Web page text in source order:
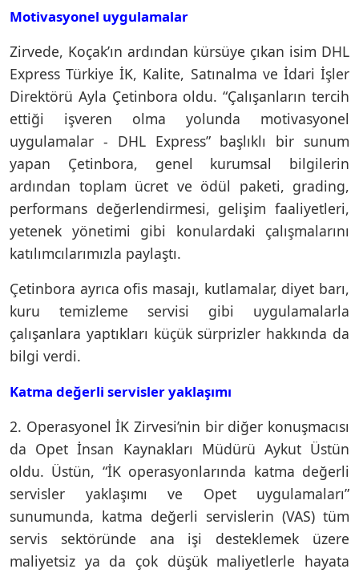
Motivasyonel uygulamalar
Zirvede, Koçak’ın ardından kürsüye çıkan isim DHL
Express Türkiye İK, Kalite, Satınalma ve İdari İşler
Direktörü Ayla Çetinbora oldu. “Çalışanların tercih
ettiği işveren olma yolunda motivasyonel
uygulamalar - DHL Express” başlıklı bir sunum
yapan Çetinbora, genel kurumsal bilgilerin
ardından toplam ücret ve ödül paketi, grading,
performans değerlendirmesi, gelişim faaliyetleri,
yetenek yönetimi gibi konulardaki çalışmalarını
katılımcılarımızla paylaştı.
Çetinbora ayrıca ofis masajı, kutlamalar, diyet barı,
kuru temizleme servisi gibi uygulamalarla
çalışanlara yaptıkları küçük sürprizler hakkında da
bilgi verdi.
Katma değerli servisler yaklaşımı
2. Operasyonel İK Zirvesi’nin bir diğer konuşmacısı
da Opet İnsan Kaynakları Müdürü Aykut Üstün
oldu. Üstün, “İK operasyonlarında katma değerli
servisler yaklaşımı ve Opet uygulamaları”
sunumunda, katma değerli servislerin (VAS) tüm
servis sektöründe ana işi desteklemek üzere
maliyetsiz ya da çok düşük maliyetlerle hayata